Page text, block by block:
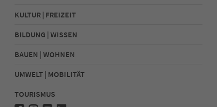
KULTUR | FREIZEIT
BILDUNG | WISSEN
BAUEN | WOHNEN
UMWELT | MOBILITÄT
TOURISMUS